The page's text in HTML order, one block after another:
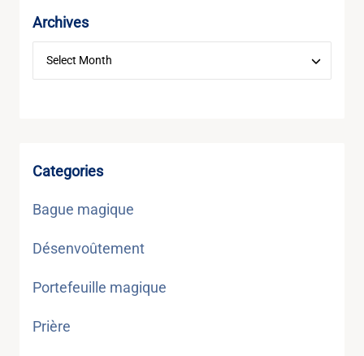
Archives
Categories
Bague magique
Désenvoûtement
Portefeuille magique
Prière